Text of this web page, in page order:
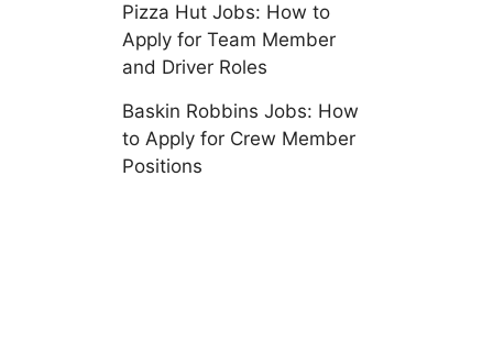
Pizza Hut Jobs: How to
Apply for Team Member
and Driver Roles
Baskin Robbins Jobs: How
to Apply for Crew Member
Positions